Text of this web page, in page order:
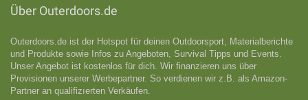
Über Outerdoors.de
Outerdoors.de ist der Hotspot für deinen Outdoorsport, Materialberichte
und Produkte sowie Infos zu Angeboten, Survival Tipps und Events.
Unser Angebot ist kostenlos für dich. Wir finanzieren uns über
Provisionen unserer Werbepartner. So verdienen wir z.B. als Amazon-
Partner an qualifizıerten Verkäufen.